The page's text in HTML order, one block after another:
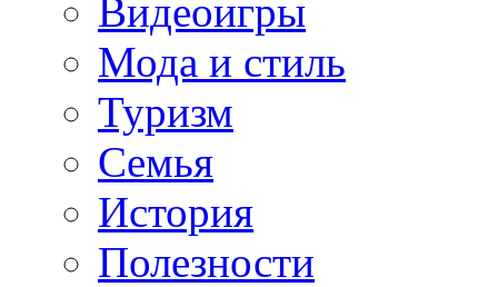
Видеоигры
Мода и стиль
Туризм
Семья
История
Полезности